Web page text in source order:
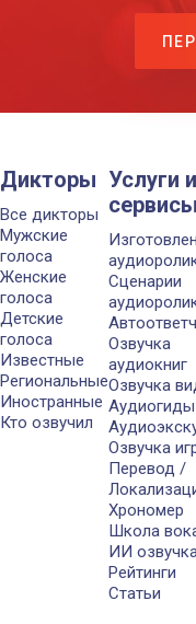
Дикторы
Все дикторы
Мужские
голоса
Женские
голоса
Детские
голоса
Известные
Региональные
Иностранные
Кто озвучил
Услуги и
сервисы
Сценарии
Озвучка
аудиокниг
Озвучка
Озвучка
Перевод /
Хрономер
Школа
ИИ
Рейтинги
Статьи